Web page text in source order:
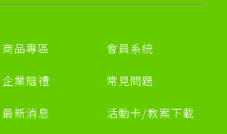
商品專區
企業贈禮
最新消息
會員系統
常見問題
活動卡/教案下載